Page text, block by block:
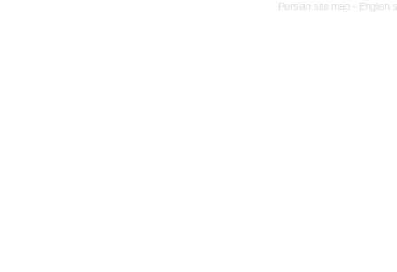
Persian site map - English